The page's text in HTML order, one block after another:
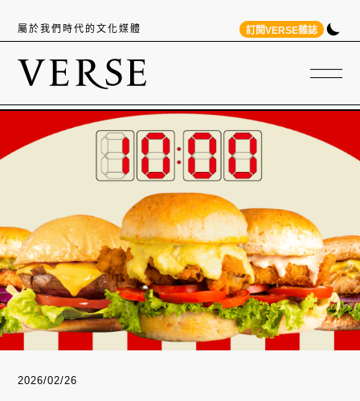
屬於我們時代的文化媒體 訂閱VERSE雜誌
2026/02/26